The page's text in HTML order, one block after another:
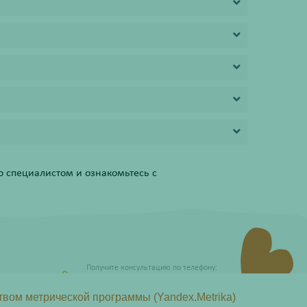
специалистом и ознакомьтесь с
Получите консультацию по телефону:
метрической программы (Yandex.Metrika)